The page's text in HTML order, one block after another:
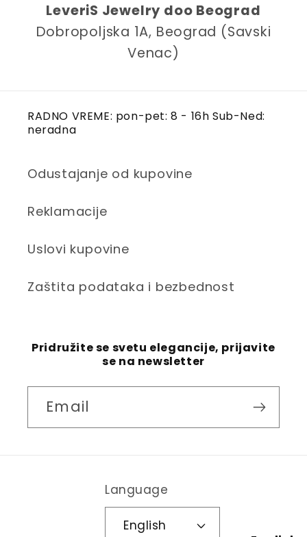
LeveriS Jewelry doo Beograd
Dobropoljska 1A, Beograd (Savski
Venac)
RADNO VREME: pon-pet: 8 - 16h Sub-Ned:
neradna
Odustajanje od kupovine
Reklamacije
Uslovi kupovine
Zaštita podataka i bezbednost
Pridružite se svetu elegancije, prijavite
se na newsletter
Email
Language
English